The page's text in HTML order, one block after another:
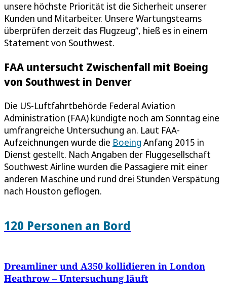
unsere höchste Priorität ist die Sicherheit unserer
Kunden und Mitarbeiter. Unsere Wartungsteams
überprüfen derzeit das Flugzeug“, hieß es in einem
Statement von Southwest.
FAA untersucht Zwischenfall mit Boeing
von Southwest in Denver
Die US-Luftfahrtbehörde Federal Aviation
Administration (FAA) kündigte noch am Sonntag eine
umfrangreiche Untersuchung an. Laut FAA-
Aufzeichnungen wurde die Boeing Anfang 2015 in
Dienst gestellt. Nach Angaben der Fluggesellschaft
Southwest Airline wurden die Passagiere mit einer
anderen Maschine und rund drei Stunden Verspätung
nach Houston geflogen.
120 Personen an Bord
Dreamliner und A350 kollidieren in London
Heathrow – Untersuchung läuft